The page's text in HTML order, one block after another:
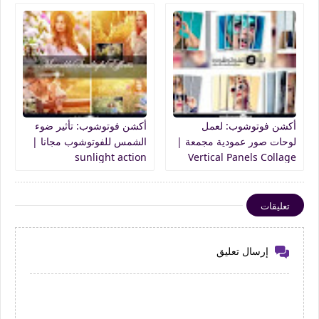
أكشن فوتوشوب: لعمل
لوحات صور عمودية مجمعة |
Vertical Panels Collage
أكشن فوتوشوب: تأثير ضوء
الشمس للفوتوشوب مجانا |
sunlight action
تعليقات
إرسال تعليق